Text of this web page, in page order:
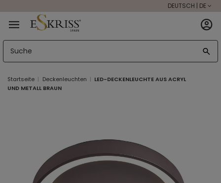
DEUTSCH | DE
Startseite Deckenleuchten
LED-DECKENLEUCHTE AUS ACRYL
UND METALL BRAUN